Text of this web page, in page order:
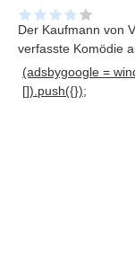
Navigation
Der Kaufmann von
verfasste Komödie
(adsbygoogle =
[]).push({});